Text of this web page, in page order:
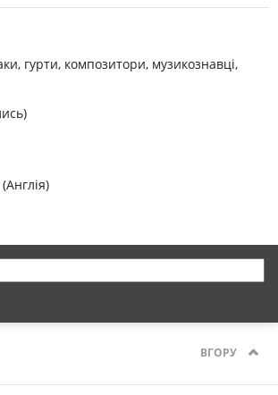
гурти, композитори, музикознавці,
ВГОРУ